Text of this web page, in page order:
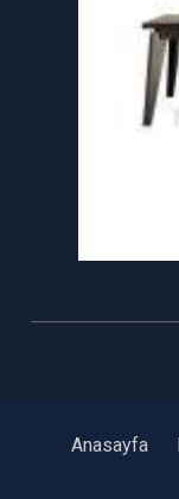
Anasayfa